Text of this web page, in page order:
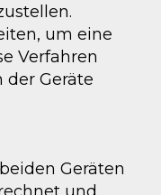
um eine
Verfahren
der Geräte
Geräten